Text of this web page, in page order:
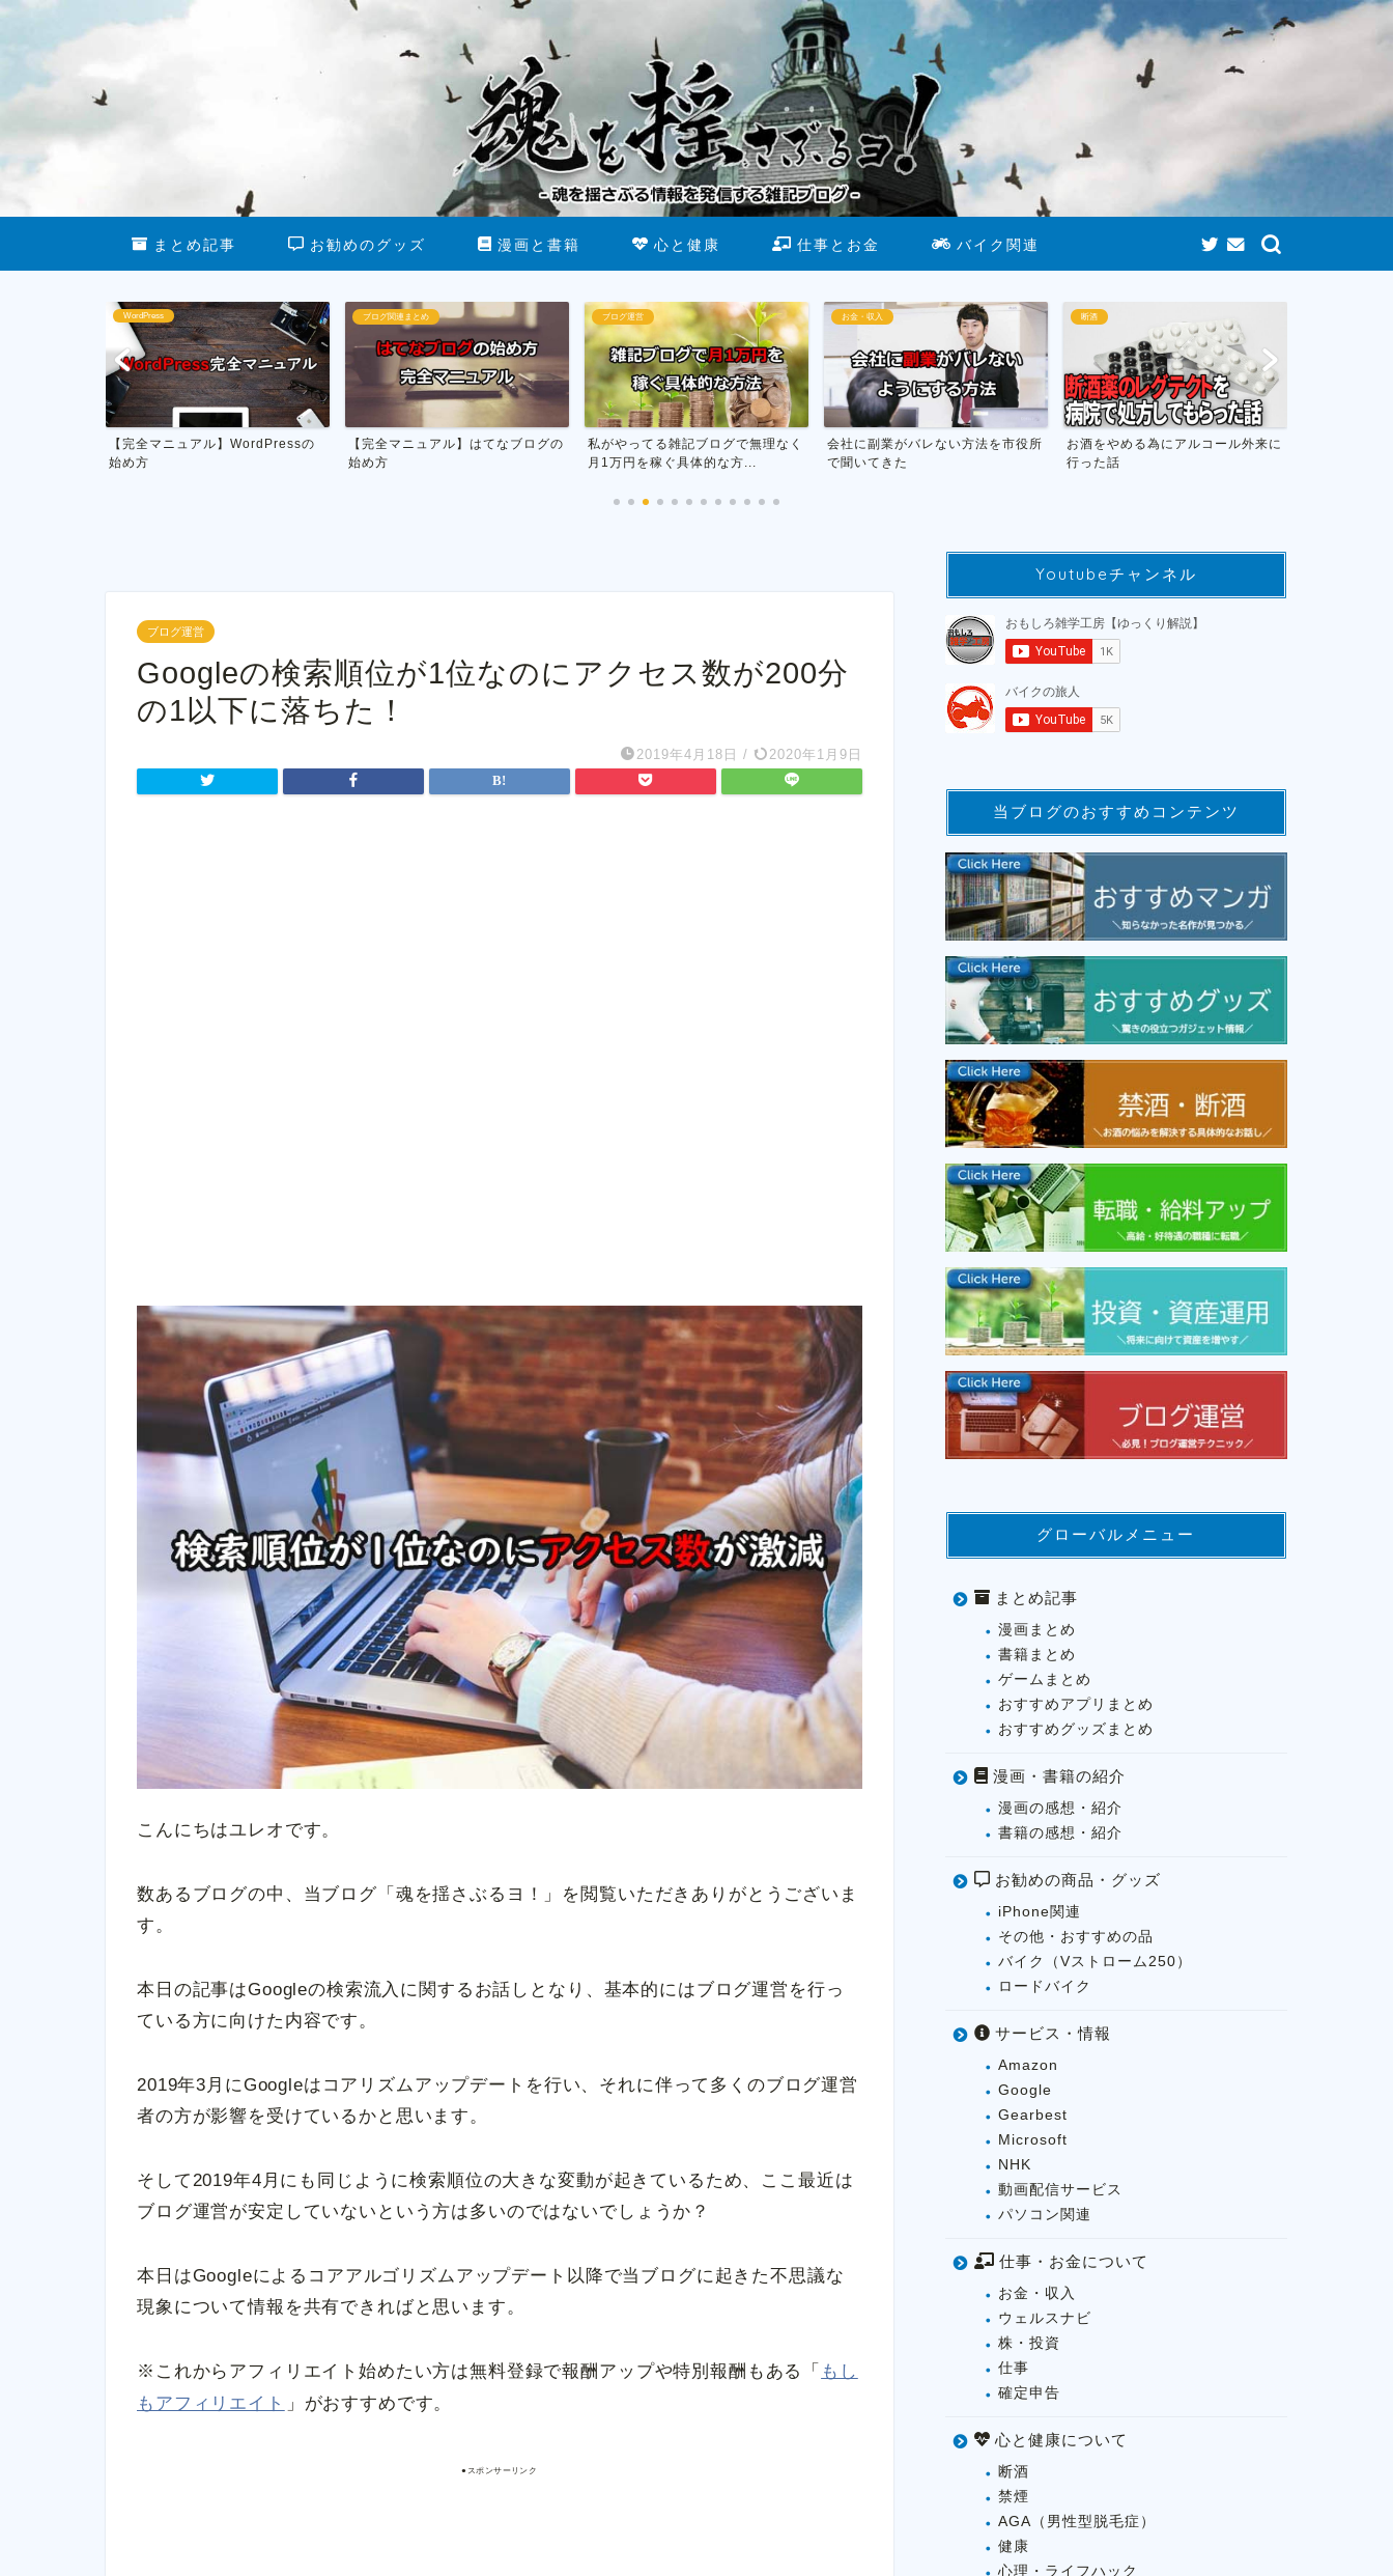
まとめ記事 お勧めのグッズ 漫画と書籍 心と健康 仕事とお金 バイク関連
ブログ関連まとめ
【完全マニュアル】はてなブログの
始め方
ブログ運営
私がやってる雑記ブログで無理なく
月1万円を稼ぐ具体的な方...
お金・収入
会社に副業がバレない方法を市役所
で聞いてきた
断酒
お酒をやめる為にアルコール外来に
行った話
断酒
お酒をやめて人生が変わったお話し
ブログ運営
Googleの検索順位が1位なのにアクセス数が200分
の1以下に落ちた！
2019年4月18日 / 2020年1月9日
こんにちはユレオです。
数あるブログの中、当ブログ「魂を揺さぶるヨ！」を閲覧いただきありがとうございま
す。
本日の記事はGoogleの検索流入に関するお話しとなり、基本的にはブログ運営を行っ
ている方に向けた内容です。
2019年3月にGoogleはコアリズムアップデートを行い、それに伴って多くのブログ運営
者の方が影響を受けているかと思います。
そして2019年4月にも同じように検索順位の大きな変動が起きているため、ここ最近は
ブログ運営が安定していないという方は多いのではないでしょうか？
本日はGoogleによるコアアルゴリズムアップデート以降で当ブログに起きた不思議な
現象について情報を共有できればと思います。
※これからアフィリエイト始めたい方は無料登録で報酬アップや特別報酬もある「 もし
もアフィリエイト
」がおすすめです。
●スポンサーリンク
Youtubeチャンネル
当ブログのおすすめコンテンツ
グローバルメニュー
まとめ記事
漫画まとめ
書籍まとめ
ゲームまとめ
おすすめアプリまとめ
おすすめグッズまとめ
漫画・書籍の紹介
漫画の感想・紹介
書籍の感想・紹介
お勧めの商品・グッズ
iPhone関連
その他・おすすめの品
バイク（Vストローム250）
ロードバイク
サービス・情報
Amazon
Google
Gearbest
Microsoft
NHK
動画配信サービス
パソコン関連
仕事・お金について
お金・収入
ウェルスナビ
株・投資
仕事
確定申告
心と健康について
断酒
禁煙
AGA（男性型脱毛症）
健康
心理・ライフハック